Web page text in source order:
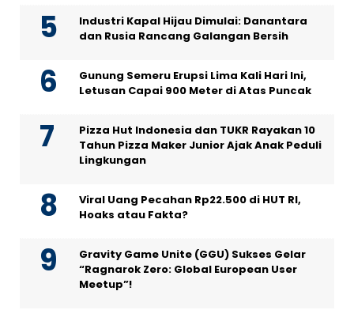
Industri Kapal Hijau Dimulai: Danantara
dan Rusia Rancang Galangan Bersih
Gunung Semeru Erupsi Lima Kali Hari Ini,
Letusan Capai 900 Meter di Atas Puncak
Pizza Hut Indonesia dan TUKR Rayakan 10
Tahun Pizza Maker Junior Ajak Anak Peduli
Lingkungan
Viral Uang Pecahan Rp22.500 di HUT RI,
Hoaks atau Fakta?
Gravity Game Unite (GGU) Sukses Gelar
“Ragnarok Zero: Global European User
Meetup”!